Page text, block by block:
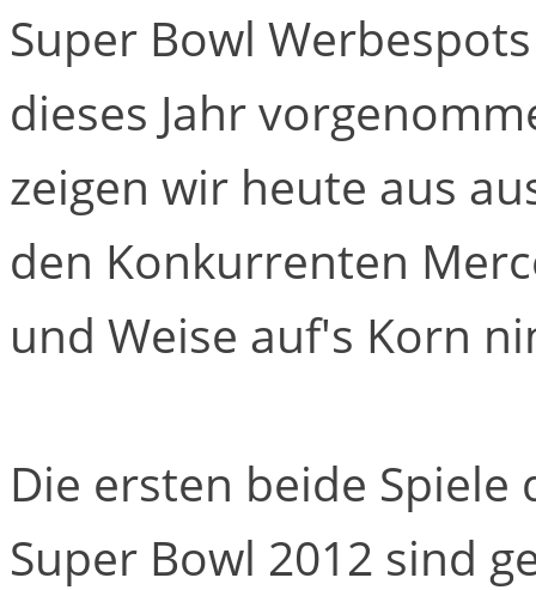
Super Bowl
dieses Jahr
zeigen wir heute aus
den Konkurrenten
und Weise auf's Korn
Die ersten beide
Super Bowl 2012 sind